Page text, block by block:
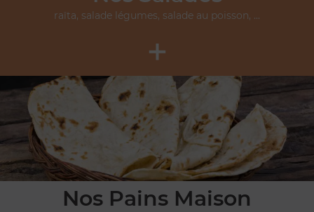
raïta, salade légumes, salade au poisson, ...
+
Nos Pains Maison